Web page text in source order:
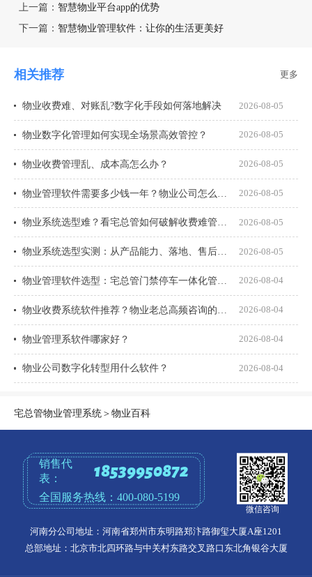
上一篇： 智慧物业平台app的优势
下一篇： 智慧物业管理软件：让你的生活更美好
相关推荐 更多
物业收费难、对账乱?数字化手段如何落地解决 2026-08-05
物业数字化管理如何实现全场景高效管控？ 2026-08-05
物业收费管理乱、成本高怎么办？ 2026-08-05
2026-08-05
物业系统选型难？看宅总管如何破解收费难管理乱 2026-08-05
2026-08-05
2026-08-04
2026-08-04
物业管理系软件哪家好？ 2026-08-04
物业公司数字化转型用什么软件？ 2026-08-04
宅总管物业管理系统＞物业百科
销售代
表：
18539950872
全国服务热线：400-080-5199
微信咨询
河南分公司地址：河南省郑州市东明路郑汴路御玺大厦A座1201
总部地址：北京市北四环路与中关村东路交叉路口东北角银谷大厦